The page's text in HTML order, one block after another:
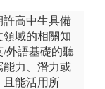
許高中生具備
領域的相關知
/外語基礎的聽
能力、潛力或
且能活用所